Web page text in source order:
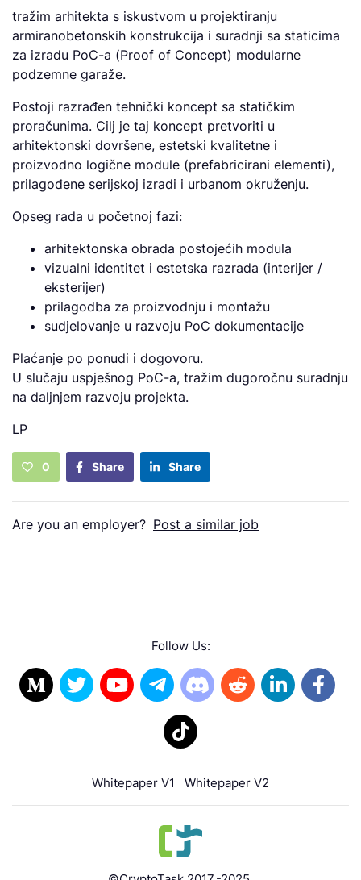
tražim arhitekta s iskustvom u projektiranju
armiranobetonskih konstrukcija i suradnji sa staticima
za izradu PoC-a (Proof of Concept) modularne
podzemne garaže.
Postoji razrađen tehnički koncept sa statičkim
proračunima. Cilj je taj koncept pretvoriti u
arhitektonski dovršene, estetski kvalitetne i
proizvodno logične module (prefabricirani elementi),
prilagođene serijskoj izradi i urbanom okruženju.
Opseg rada u početnoj fazi:
arhitektonska obrada postojećih modula
vizualni identitet i estetska razrada (interijer /
eksterijer)
prilagodba za proizvodnju i montažu
sudjelovanje u razvoju PoC dokumentacije
Plaćanje po ponudi i dogovoru.
U slučaju uspješnog PoC-a, tražim dugoročnu suradnju
na daljnjem razvoju projekta.
LP
0 Share Share
Are you an employer? Post a similar job
Follow Us:
Whitepaper V1 Whitepaper V2